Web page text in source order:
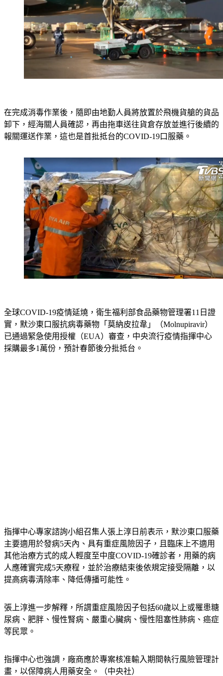
在完成消毒作業後，隨即由地勤人員將放置於飛機貨艙的貨品
卸下，經海關人員確認，再由拖車送往貨倉存放並進行後續的
報關運送作業，這也是首批抵台的COVID-19口服藥。
全球COVID-19疫情延燒，衛生福利部食品藥物管理署11日證
實，默沙東口服抗病毒藥物「莫納皮拉韋」（Molnupiravir）
已通過緊急使用授權（EUA）審查，中央流行疫情指揮中心
採購最多1萬份，預計春節後分批抵台。
指揮中心專家諮詢小組召集人張上淳日前表示，默沙東口服藥
主要適用於發病5天內、具有重症風險因子，且臨床上不適用
其他治療方式的成人輕度至中度COVID-19確診者，用藥的病
人應確實完成5天療程，並於治療結束後依規定接受隔離，以
提高病毒清除率、降低傳播可能性。
張上淳進一步解釋，所謂重症風險因子包括60歲以上或罹患糖
尿病、肥胖、慢性腎病、嚴重心臟病、慢性阻塞性肺病、癌症
等民眾。
指揮中心也強調，廠商應於專案核准輸入期間執行風險管理計
畫，以保障病人用藥安全。（中央社）